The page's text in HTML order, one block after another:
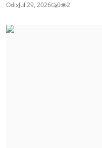
OdixJul 29, 2026 0 2